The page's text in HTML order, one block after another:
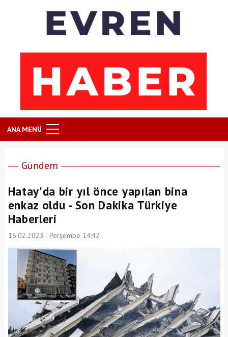
ANA MENÜ
Gündem
Hatay'da bir yıl önce yapılan bina
enkaz oldu - Son Dakika Türkiye
Haberleri
16.02.2023 - Perşembe 14:42